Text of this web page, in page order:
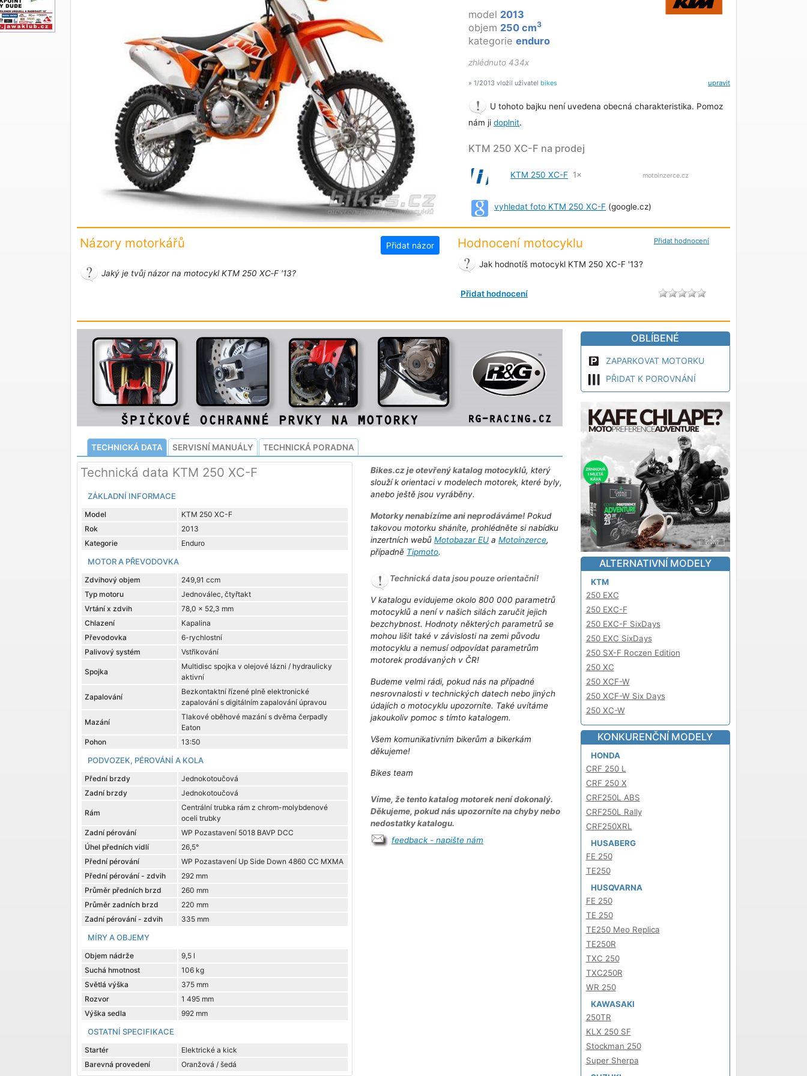
model 2013
objem 250 cm3
kategorieenduro
zhlédnuto 434x
upravit
» 1/2013 vložil uživatel bikes
U tohoto bajku není uvedena obecná charakteristika. Pomoz
nám jidoplnit.
KTM 250 XC-F na prodej
KTM 250 XC-F 1× motoinzerce.cz
vyhledat foto KTM 250 XC-F (google.cz)
Názory motorkářů Přidat názor
Jaký je tvůj názor na motocykl KTM 250 XC‑F '13?
Přidat hodnocení
Hodnocení motocyklu
Jak hodnotíš motocykl KTM 250 XC-F '13?
Přidat hodnocení
TECHNICKÁ DATA SERVISNÍ MANUÁLY TECHNICKÁ PORADNA
Technická data KTM 250 XC-F
ZÁKLADNÍ INFORMACE
Model
KTM 250 XC-F
Rok
2013
Kategorie
Enduro
MOTOR A PŘEVODOVKA
Zdvihový objem
249,91 ccm
Typ motoru
Jednoválec, čtyřtakt
Vrtání x zdvih
78,0 x 52,3 mm
Chlazení
Kapalina
Převodovka
6-rychlostní
Palivový systém
Vstřikování
Spojka
Multidisc spojka v olejové lázni / hydraulicky
aktivní
Zapalování
Bezkontaktní řízené plně elektronické
zapalování s digitálním zapalování úpravou
Mazání
Tlakové oběhové mazání s dvěma čerpadly
Eaton
Pohon
13:50
PODVOZEK, PÉROVÁNÍ A KOLA
Přední brzdy
Jednokotoučová
Zadní brzdy
Jednokotoučová
Rám
Centrální trubka rám z chrom-molybdenové
oceli trubky
Zadní pérování
WP Pozastavení 5018 BAVP DCC
Úhel předních vidlí
26,5°
Přední pérování
WP Pozastavení Up Side Down 4860 CC MXMA
Přední pérování - zdvih
292 mm
Průměr předních brzd
260 mm
Průměr zadních brzd
220 mm
Zadní pérování - zdvih
335 mm
MÍRY A OBJEMY
Objem nádrže
9,5 l
Suchá hmotnost
106 kg
Světlá výška
375 mm
Rozvor
1 495 mm
Výška sedla
992 mm
OSTATNÍ SPECIFIKACE
Startér
Elektrické a kick
Barevná provedení
Oranžová / šedá
Bikes.cz je otevřený katalog motocyklů, který
slouží k orientaci v modelech motorek, které byly,
anebo ještě jsou vyráběny.
Motorky nenabízíme ani neprodáváme!Pokud
takovou motorku sháníte, prohlédněte si nabídku
inzertních webůMotobazar EU aMotoinzerce,
případně Tipmoto.
Technická data jsou pouze orientační!
V katalogu evidujeme okolo 800 000 parametrů
motocyklů a není v našich silách zaručit jejich
bezchybnost. Hodnoty některých parametrů se
mohou lišit také v závislosti na zemi původu
motocyklu a nemusí odpovídat parametrům
motorek prodávaných v ČR!
Budeme velmi rádi, pokud nás na případné
nesrovnalosti v technických datech nebo jiných
údajích o motocyklu upozorníte. Také uvítáme
jakoukoliv pomoc s tímto katalogem.
Všem komunikativním bikerům a bikerkám
děkujeme!
Bikes team
Víme, že tento katalog motorek není dokonalý.
Děkujeme, pokud nás upozorníte na chyby nebo
nedostatky katalogu.
feedback - napište nám
OBLÍBENÉ
ZAPARKOVAT MOTORKU
PŘIDAT K POROVNÁNÍ
ALTERNATIVNÍ MODELY
KTM
250 EXC
250 EXC-F
250 EXC-F SixDays
250 EXC SixDays
250 SX-F Roczen Edition
250 XC
250 XCF-W
250 XCF-W Six Days
250 XC-W
KONKURENČNÍ MODELY
HONDA
CRF 250 L
CRF 250 X
CRF250L ABS
CRF250L Rally
CRF250XRL
HUSABERG
FE 250
TE250
HUSQVARNA
FE 250
TE 250
TE250 Meo Replica
TE250R
TXC 250
TXC250R
WR 250
KAWASAKI
250TR
KLX 250 SF
Stockman 250
Super Sherpa